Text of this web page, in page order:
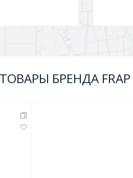
БРЕНДА FRAP